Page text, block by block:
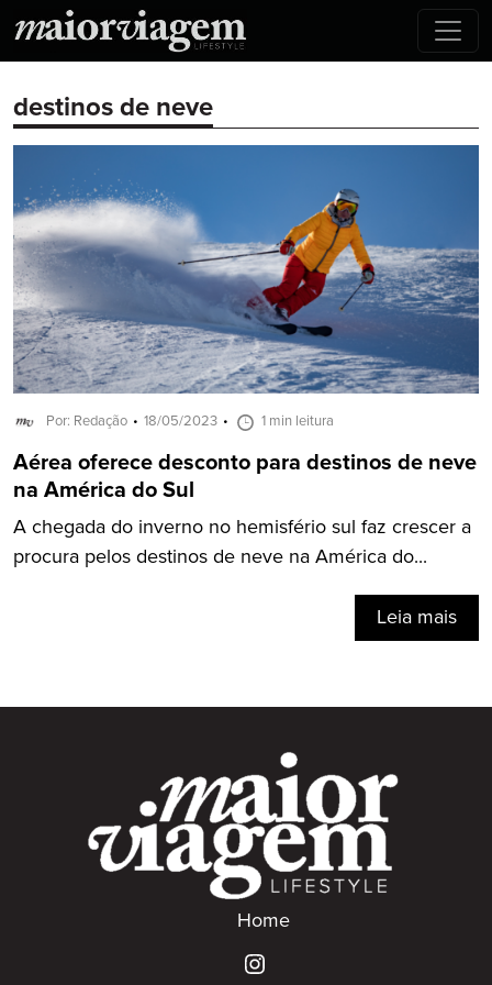
destinos de neve
Por: Redação 18/05/2023 1 min leitura
Aérea oferece desconto para destinos de neve
na América do Sul
A chegada do inverno no hemisfério sul faz crescer a
procura pelos destinos de neve na América do...
Leia mais
Home